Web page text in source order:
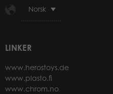
Norsk
LINKER
www.herostoys.de
www.plasto.fi
www.chrom.no